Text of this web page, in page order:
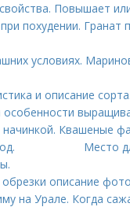
Повышает
похудении. Гранат
условиях.
и описание
Квашеные
и уход. Место для
описание
на Урале. Когда